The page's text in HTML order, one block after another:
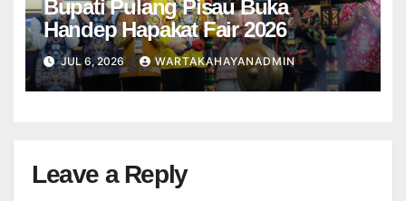
Bupati Pulang Pisau Buka
Handep Hapakat Fair 2026
JUL 6, 2026 WARTAKAHAYANADMIN
Leave a Reply